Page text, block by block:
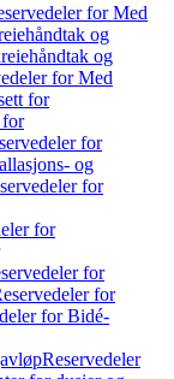
for Med
og
og
for Med
for
for
for
og
for
for
for
for
for Bidé-
Reservedeler